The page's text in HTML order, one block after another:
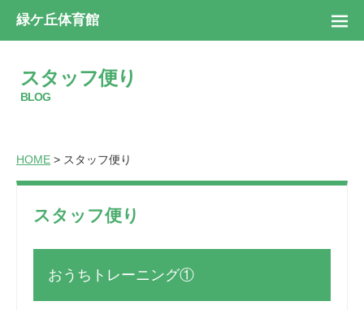
緑ケ丘体育館
スタッフ便り
BLOG
HOME > スタッフ便り
スタッフ便り
おうちトレーニング①